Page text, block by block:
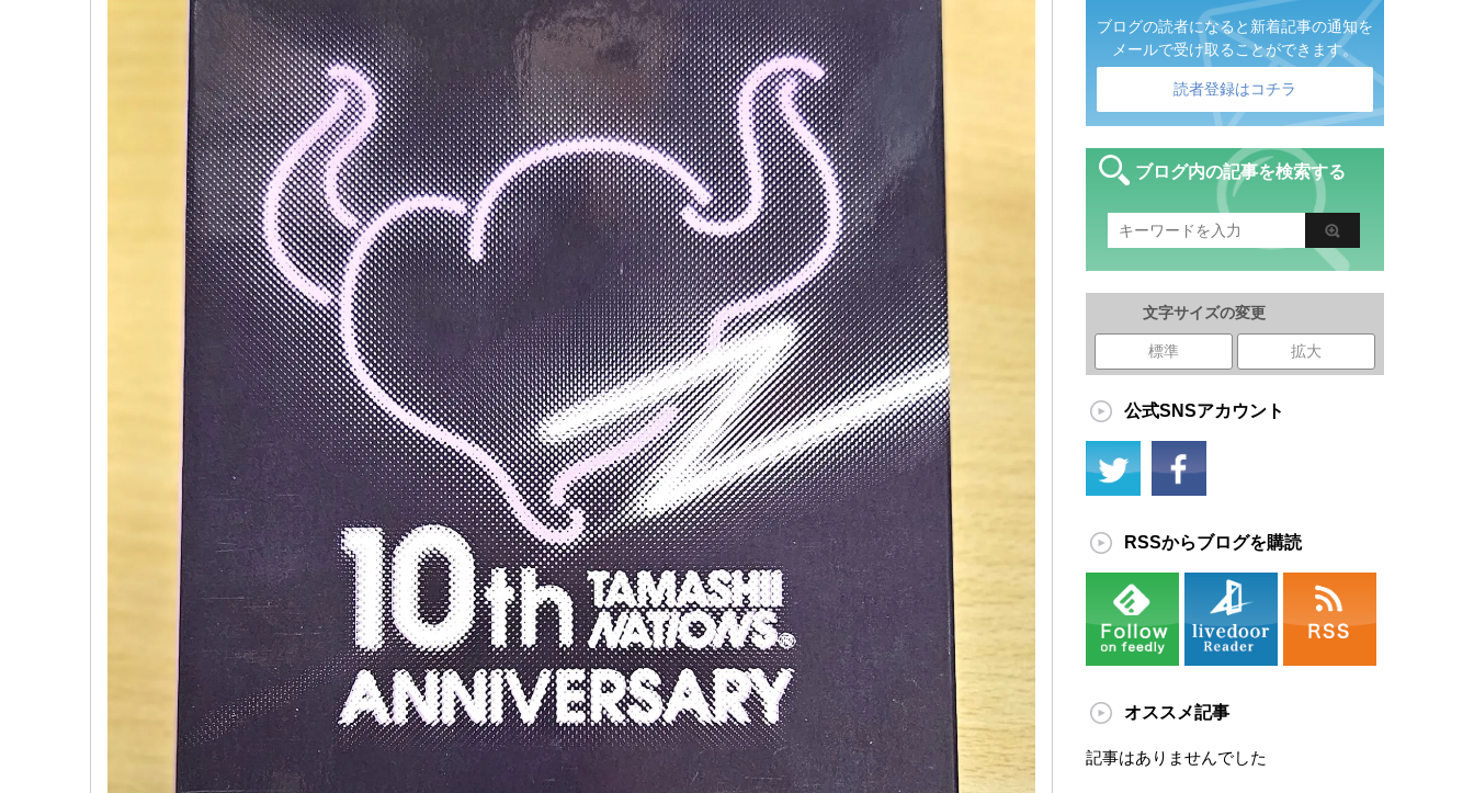
ブログの読者になると新着記事の通知を
メールで受け取ることができます。
読者登録はコチラ
ブログ内の記事を検索する
文字サイズの変更
標準 拡大
公式SNSアカウント
RSSからブログを購読
オススメ記事
記事はありませんでした